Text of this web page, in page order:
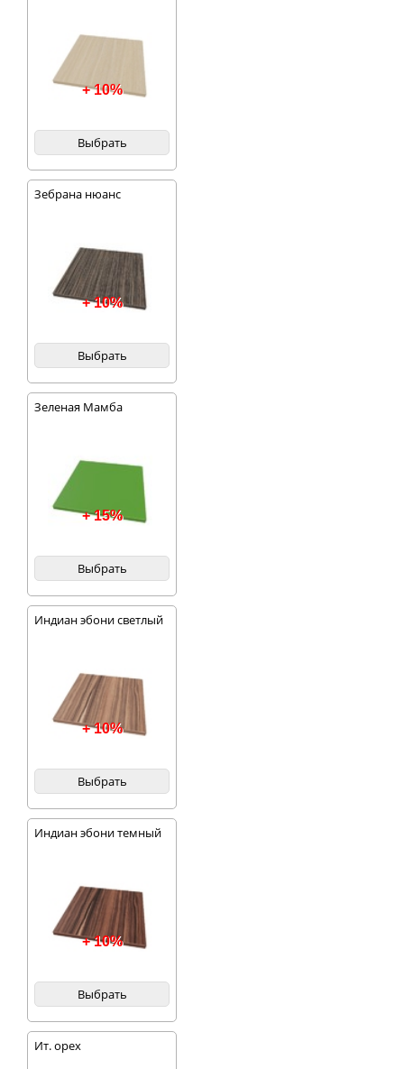
+ 10%
Выбрать
Зебрана нюанс
+ 10%
Выбрать
Зеленая Мамба
+ 15%
Выбрать
Индиан эбони светлый
+ 10%
Выбрать
Индиан эбони темный
+ 10%
Выбрать
Ит. орех